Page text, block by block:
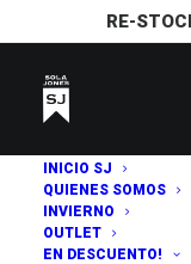
RE-
INICIO SJ
QUIENES SOMOS
INVIERNO
OUTLET
EN DESCUENTO!